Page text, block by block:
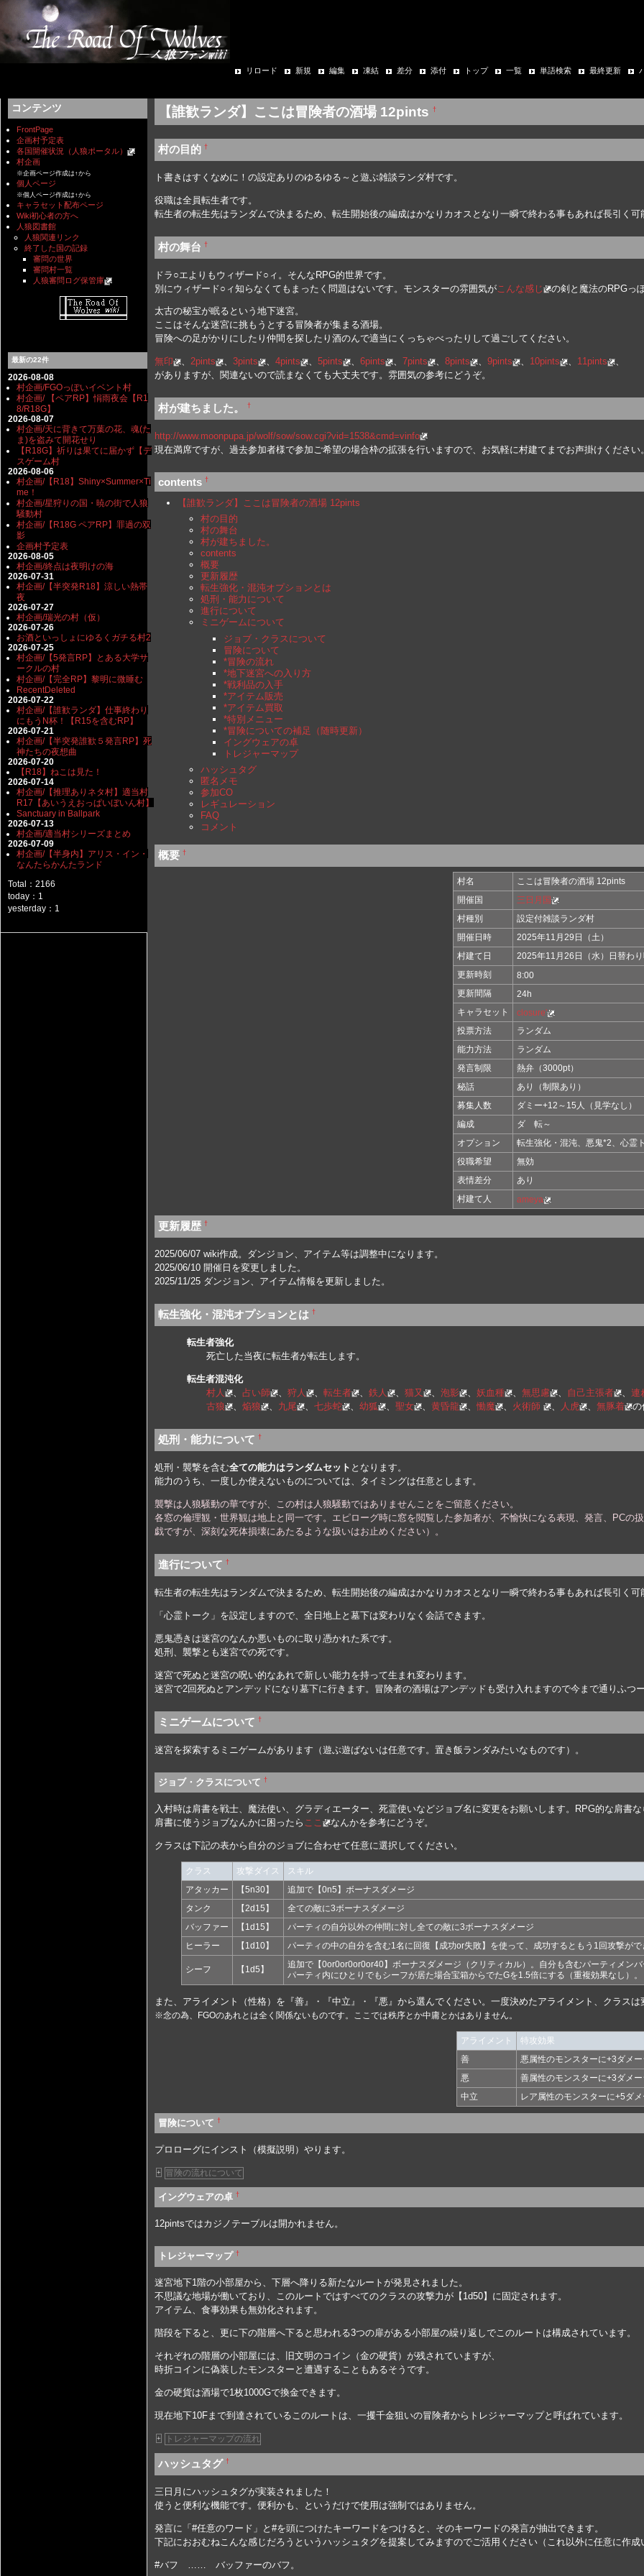
リロード 新規 編集 凍結 差分 添付 トップ 一覧 単語検索 最終更新
コンテンツ
FrontPage
企画村予定表
各国開催状況（人狼ポータル）
村企画
※企画ページ作成は↑から
個人ページ
※個人ページ作成は↑から
キャラセット配布ページ
Wiki初心者の方へ
人狼図書館
人狼関連リンク
終了した国の記録
審問の世界
審問村一覧
人狼審問ログ保管庫
最新の22件
2026-08-08
村企画/FGOっぽいイベント村
村企画/ 【ペアRP】悁雨夜会【R1
8/R18G】
2026-08-07
村企画/天に背きて万葉の花、魂(た
ま)を盗みて開花せり
【R18G】祈りは果てに届かず【デ
スゲーム村
2026-08-06
村企画/【R18】Shiny×Summer×Ti
me！
村企画/星狩りの国・暁の街で人狼
騒動村
村企画/【R18G ペアRP】罪過の双
影
企画村予定表
2026-08-05
村企画/終点は夜明けの海
2026-07-31
村企画/【半突発R18】涼しい熱帯
夜
2026-07-27
村企画/瑞光の村（仮）
2026-07-26
お酒といっしょにゆるくガチる村2
2026-07-25
村企画/【5発言RP】とある大学サ
ークルの村
村企画/【完全RP】黎明に微睡む
RecentDeleted
2026-07-22
村企画/【誰歓ランダ】仕事終わり
にもうN杯！【R15を含むRP】
2026-07-21
村企画/【半突発誰歓５発言RP】死
神たちの夜想曲
2026-07-20
【R18】ねこは見た！
2026-07-14
村企画/【推理ありネタ村】適当村
R17【あいうえおっぱいぼいん村】
Sanctuary in Ballpark
2026-07-13
村企画/適当村シリーズまとめ
2026-07-09
村企画/【半身内】アリス・イン・
なんたらかんたランド
Total：2166
today：1
yesterday：1
【誰歓ランダ】ここは冒険者の酒場 12pints †
村の目的 †
ト書きはすくなめに！の設定ありのゆるゆる～と遊ぶ雑談ランダ村です。
役職は全員転生者です。
転生者の転生先はランダムで決まるため、転生開始後の編成はかなりカオスとなり一瞬で終わる事もあれば長引く
村の舞台 †
ドラ○エよりもウィザード○ィ。そんなRPG的世界です。
別にウィザード○ィ知らなくてもまったく問題はないです。モンスターの雰囲気が こんな感じ の剣と魔法のRPGっ
太古の秘宝が眠るという地下迷宮。
ここはそんな迷宮に挑もうとする冒険者が集まる酒場。
冒険への足がかりにしたり仲間を探したり酒のんで適当にくっちゃべったりして過ごしてください。
無印 、 2pints 、 3pints 、 4pints 、 5pints 、 6pints 、 7pints 、 8pints 、 9pints 、 10pints 、 11pints
、
がありますが、関連ないので読まなくても大丈夫です。雰囲気の参考にどうぞ。
村が建ちました。 †
http://www.moonpupa.jp/wolf/sow/sow.cgi?vid=1538&cmd=vinfo
現在満席ですが、過去参加者様で参加ご希望の場合枠の拡張を行いますので、お気軽に村建てまでお声掛けください
contents †
【誰歓ランダ】ここは冒険者の酒場 12pints
村の目的
村の舞台
村が建ちました。
contents
概要
更新履歴
転生強化・混沌オプションとは
処刑・能力について
進行について
ミニゲームについて
ジョブ・クラスについて
冒険について
*冒険の流れ
*地下迷宮への入り方
*戦利品の入手
*アイテム販売
*アイテム買取
*特別メニュー
*冒険についての補足（随時更新）
イングウェアの卓
トレジャーマップ
ハッシュタグ
匿名メモ
参加CO
レギュレーション
FAQ
コメント
概要 †
村名
ここは冒険者の酒場 12pints
開催国
三日月国
村種別
設定付雑談ランダ村
開催日時
2025年11月29日（土）
村建て日
2025年11月26日（水）日替わ
更新時刻
8:00
更新間隔
24h
キャラセット
closure'
投票方法
ランダム
能力方法
ランダム
発言制限
熱弁（3000pt）
秘話
あり（制限あり）
募集人数
ダミー+12～15人（見学なし）
編成
ダ 転～
オプション
転生強化・混沌、悪鬼*2、心霊
役職希望
無効
表情差分
あり
村建て人
ameya
更新履歴 †
2025/06/07 wiki作成。ダンジョン、アイテム等は調整中になります。
2025/06/10 開催日を変更しました。
2025/11/25 ダンジョン、アイテム情報を更新しました。
転生強化・混沌オプションとは †
転生者強化
死亡した当夜に転生者が転生します。
転生者混沌化
村人
、 占い師 、 狩人 、 転生者 、 鉄人 、 猫又 、 泡影 、 妖血種 、 無思慮 、 自己主張者 、 連
古狼
、 焔狼 、 九尾 、 七歩蛇 、 幼狐 、 聖女 、 黄昏龍 、 慟魔 、 火術師 、 人虎 、 無豚着 の
処刑・能力について †
処刑・襲撃を含む全ての能力はランダムセット となります。
能力のうち、一度しか使えないものについては、タイミングは任意とします。
襲撃は人狼騒動の華ですが、この村は人狼騒動ではありませんことをご留意ください。
各窓の倫理観・世界観は地上と同一です。エピローグ時に窓を閲覧した参加者が、不愉快になる表現、発言、PC
戯ですが、深刻な死体損壊にあたるような扱いはお止めください）。
進行について †
転生者の転生先はランダムで決まるため、転生開始後の編成はかなりカオスとなり一瞬で終わる事もあれば長引く
「心霊トーク」を設定しますので、全日地上と墓下は変わりなく会話できます。
悪鬼憑きは迷宮のなんか悪いものに取り憑かれた系です。
処刑、襲撃とも迷宮での死です。
迷宮で死ぬと迷宮の呪い的なあれで新しい能力を持って生まれ変わります。
迷宮で2回死ぬとアンデッドになり墓下に行きます。冒険者の酒場はアンデッドも受け入れますので今まで通りふつ
ミニゲームについて †
迷宮を探索するミニゲームがあります（遊ぶ遊ばないは任意です。置き飯ランダみたいなものです）。
ジョブ・クラスについて †
入村時は肩書を戦士、魔法使い、グラディエーター、死霊使いなどジョブ名に変更をお願いします。RPG的な肩書
肩書に使うジョブなんかに困ったら ここ なんかを参考にどうぞ。
クラスは下記の表から自分のジョブに合わせて任意に選択してください。
クラス 攻撃ダイス
スキル
アタッカー
【5n30】
追加で【0n5】ボーナスダメージ
タンク
【2d15】
全ての敵に3ボーナスダメージ
バッファー
【1d15】
パーティの自分以外の仲間に対し全ての敵に3ボーナスダメージ
ヒーラー
【1d10】 パーティの中の自分を含む1名に回復【成功or失敗】を使って、成功するともう1回攻撃が
シーフ 【1d5】
追加で【0or0or0or0or40】ボーナスダメージ（クリティカル）。自分も含むパーティメン
パーティ内にひとりでもシーフが居た場合宝箱からでたGを1.5倍にする（重複効果なし）。
また、アライメント（性格）を『善』・『中立』・『悪』から選んでください。一度決めたアライメント、クラスは
※念の為、FGOのあれとは全く関係ないものです。ここでは秩序とか中庸とかはありません。
アライメント
特攻効果
善
悪属性のモンスターに+3ダメー
悪
善属性のモンスターに+3ダメー
中立
レア属性のモンスターに+5ダ
冒険について †
プロローグにインスト（模擬説明）やります。
+ 冒険の流れについて
イングウェアの卓 †
12pintsではカジノテーブルは開かれません。
トレジャーマップ †
迷宮地下1階の小部屋から、下層へ降りる新たなルートが発見されました。
不思議な地場が働いており、このルートではすべてのクラスの攻撃力が【1d50】に固定されます。
アイテム、食事効果も無効化されます。
階段を下ると、更に下の階層へ下ると思われる3つの扉がある小部屋の繰り返しでこのルートは構成されています。
それぞれの階層の小部屋には、旧文明のコイン（金の硬貨）が残されていますが、
時折コインに偽装したモンスターと遭遇することもあるそうです。
金の硬貨は酒場で1枚1000Gで換金できます。
現在地下10Fまで到達されているこのルートは、一攫千金狙いの冒険者からトレジャーマップと呼ばれています。
+ トレジャーマップの流れ
ハッシュタグ †
三日月にハッシュタグが実装されました！
使うと便利な機能です。便利かも、というだけで使用は強制ではありません。
発言に「#任意のワード」と#を頭につけたキーワードをつけると、そのキーワードの発言が抽出できます。
下記におおむねこんな感じだろうというハッシュタグを提案してみますのでご活用ください（これ以外に任意に作
#バフ …… バッファーのバフ。